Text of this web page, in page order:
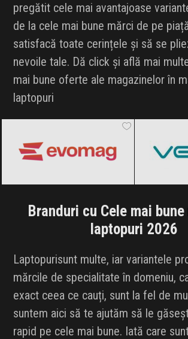
pregătit cele mai avantajoase
de la cele mai bune mărci de pe
satisfacă toate cerințele și să se
nevoile tale. Dă click și află mai
mai bune oferte ale magazinelor în
laptopuri
Branduri cu Cele mai
laptopuri 2026
Laptopurisunt multe, iar variantele
mărcile de specialitate în domeniu,
exact ceea ce cauți, sunt la fel de
suntem aici să te ajutăm să le
rapid pe cele mai bune. Iată care